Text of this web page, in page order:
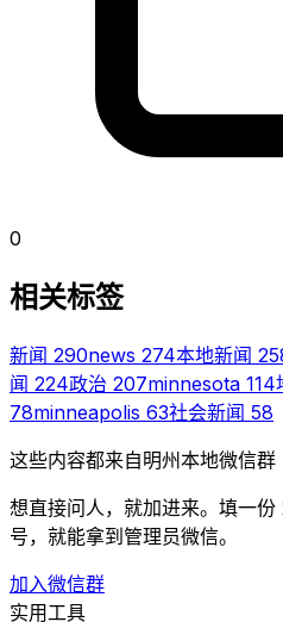
0
相关标签
新闻 290news 274本地新闻
闻 224政治 207minnesota 114
78minneapolis 63社会新闻 58
这些内容都来自明州本地微信群
想直接问人，就加进来。填一
号，就能拿到管理员微信。
加入微信群
实用工具